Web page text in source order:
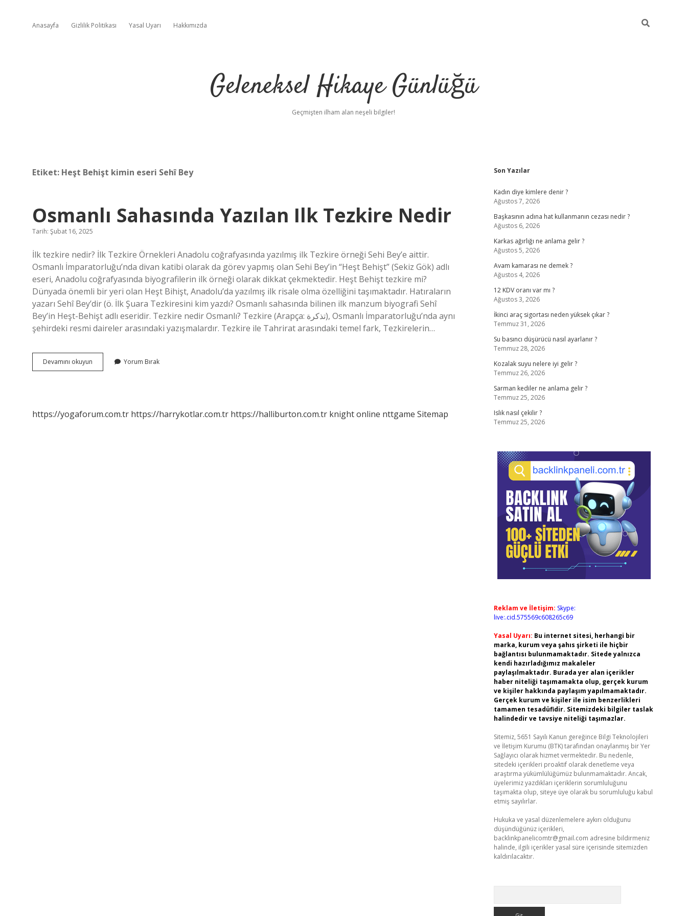
Anasayfa Gizlilik Politikası Yasal Uyarı Hakkımızda
Geleneksel Hikaye Günlüğü
Geçmişten ilham alan neşeli bilgiler!
Etiket: Heşt Behişt kimin eseri Sehî Bey
Osmanlı Sahasında Yazılan Ilk Tezkire Nedir
Tarih: Şubat 16, 2025
İlk tezkire nedir? İlk Tezkire Örnekleri Anadolu coğrafyasında yazılmış ilk Tezkire örneği Sehi Bey’e aittir.
Osmanlı İmparatorluğu’nda divan katibi olarak da görev yapmış olan Sehi Bey’in “Heşt Behişt” (Sekiz Gök) adlı
eseri, Anadolu coğrafyasında biyografilerin ilk örneği olarak dikkat çekmektedir. Heşt Behişt tezkire mi?
Dünyada önemli bir yeri olan Heşt Bihişt, Anadolu’da yazılmış ilk risale olma özelliğini taşımaktadır. Hatıraların
yazarı Sehî Bey’dir (ö. İlk Şuara Tezkiresini kim yazdı? Osmanlı sahasında bilinen ilk manzum biyografi Sehî
Bey’in Heşt-Behişt adlı eseridir. Tezkire nedir Osmanlı? Tezkire (Arapça: تذكرة), Osmanlı İmparatorluğu’nda aynı
şehirdeki resmi daireler arasındaki yazışmalardır. Tezkire ile Tahrirat arasındaki temel fark, Tezkirelerin…
Devamını okuyun Osmanlı
Sahasında
Yorum Bırak
https://yogaforum.com.tr https://harrykotlar.com.tr https://halliburton.com.tr knight online nttgame Sitemap
Sidebar
Son Yazılar
Kadın diye kimlere denir ?
Ağustos 7, 2026
Başkasının adına hat kullanmanın cezası nedir ?
Ağustos 6, 2026
Karkas ağırlığı ne anlama gelir ?
Ağustos 5, 2026
Avam kamarası ne demek ?
Ağustos 4, 2026
12 KDV oranı var mı ?
Ağustos 3, 2026
İkinci araç sigortası neden yüksek çıkar ?
Temmuz 31, 2026
Su basıncı düşürücü nasıl ayarlanır ?
Temmuz 28, 2026
Kozalak suyu nelere iyi gelir ?
Temmuz 26, 2026
Sarman kediler ne anlama gelir ?
Temmuz 25, 2026
Islık nasıl çekilir ?
Temmuz 25, 2026
Reklam ve İletişim: Skype:
live:.cid.575569c608265c69
Yasal Uyarı: Bu internet sitesi, herhangi bir
marka, kurum veya şahıs şirketi ile hiçbir
bağlantısı bulunmamaktadır. Sitede yalnızca
kendi hazırladığımız makaleler
paylaşılmaktadır. Burada yer alan içerikler
haber niteliği taşımamakta olup, gerçek kurum
ve kişiler hakkında paylaşım yapılmamaktadır.
Gerçek kurum ve kişiler ile isim benzerlikleri
tamamen tesadüfidir. Sitemizdeki bilgiler taslak
halindedir ve tavsiye niteliği taşımazlar.
Sitemiz, 5651 Sayılı Kanun gereğince Bilgi Teknolojileri
ve İletişim Kurumu (BTK) tarafından onaylanmış bir Yer
Sağlayıcı olarak hizmet vermektedir. Bu nedenle,
sitedeki içerikleri proaktif olarak denetleme veya
araştırma yükümlülüğümüz bulunmamaktadır. Ancak,
üyelerimiz yazdıkları içeriklerin sorumluluğunu
taşımakta olup, siteye üye olarak bu sorumluluğu kabul
etmiş sayılırlar.
Hukuka ve yasal düzenlemelere aykırı olduğunu
düşündüğünüz içerikleri,
backlinkpanelicomtr@gmail.com adresine bildirmeniz
halinde, ilgili içerikler yasal süre içerisinde sitemizden
kaldırılacaktır.